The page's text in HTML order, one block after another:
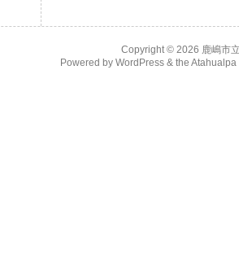
Copyright © 2026 鹿嶋市
Powered by WordPress& the Atahualpa